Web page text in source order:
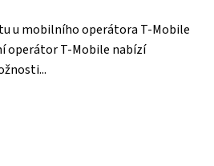
u mobilního operátora T-Mobile
operátor T-Mobile nabízí